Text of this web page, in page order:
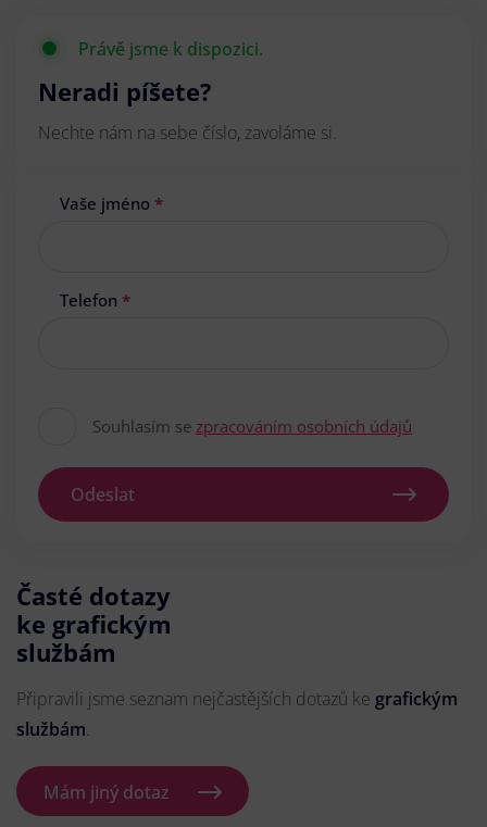
Právě jsme k dispozici.
Neradi píšete?
Nechte nám na sebe číslo, zavoláme si.
Vaše jméno *
Telefon *
Souhlasím se zpracováním osobních údajů
Odeslat
Časté dotazy
ke grafickým
službám
Připravili jsme seznam nejčastějších dotazů ke grafickým
službám.
Mám jiný dotaz